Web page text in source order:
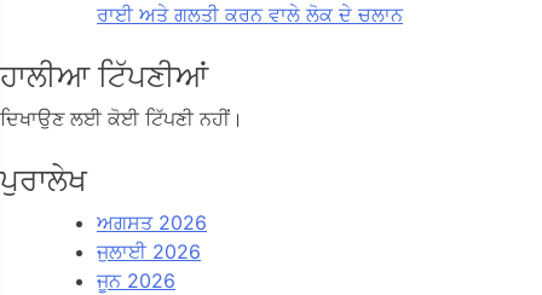
ਰਾਈ ਅਤੇ ਗਲਤੀ ਕਰਨ ਵਾਲੇ ਲੋਕ ਦੇ ਚਲਾਨ
ਹਾਲੀਆ ਟਿੱਪਣੀਆਂ
ਦਿਖਾਉਣ ਲਈ ਕੋਈ ਟਿੱਪਣੀ ਨਹੀਂ।
ਪੁਰਾਲੇਖ
ਅਗਸਤ 2026
ਜੁਲਾਈ 2026
ਜੂਨ 2026